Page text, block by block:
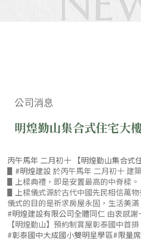
公司消息
明煌勤山集合式住宅大
丙午馬年 二月初十 【明煌勤山集合式
▋ #明煌建設 於丙午馬年 二月初十 建
▋上樑典禮，即是安置最高的中脊樑。
▋上樑儀式源於古代中國先民相信萬
儀式的目的是祈求房屋永固，生活美滿
#明煌建設有限公司全體同仁 由衷感謝
【明煌勤山】預約制賞屋彰泰國中首
#彰泰國中大成國小雙明星學區#限量